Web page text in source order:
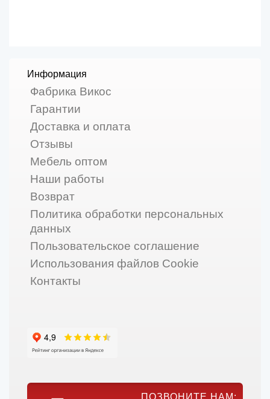
Информация
Фабрика Викос
Гарантии
Доставка и оплата
Отзывы
Мебель оптом
Наши работы
Возврат
Политика обработки персональных
данных
Пользовательское соглашение
Использования файлов Cookie
Контакты
ПОЗВОНИТЕ НАМ: